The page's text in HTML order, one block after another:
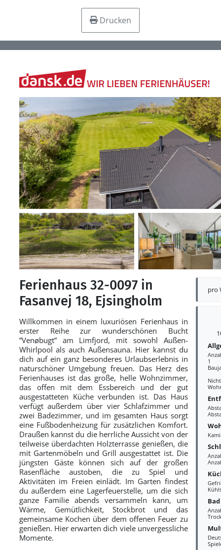
Drucken
pro
1
Bad
Ferienhaus 32-0097 in
Fasanvej 18, Ejsingholm
Willkommen in einem luxuriösen Ferienhaus in
erster Reihe zur wunderschönen Bucht
”Venøbugt” am Limfjord, mit sowohl Außen-
Whirlpool als auch Außensauna. Hier kannst du
dich auf ein ganz besonderes Urlaubserlebnis in
naturschöner Umgebung freuen. Das Herz des
Ferienhauses ist das große, helle Wohnzimmer,
das offen mit dem Essbereich und der gut
ausgestatteten Küche verbunden ist. Das Haus
verfügt außerdem über vier Schlafzimmer und
zwei Badezimmer, und im gesamten Haus sorgt
eine Fußbodenheizung für zusätzlichen Komfort.
Draußen kannst du die herrliche Aussicht von der
teilweise überdachten Holzterrasse genießen, die
mit Gartenmöbeln und Grill ausgestattet ist. Die
jüngsten Gäste können sich auf der großen
Rasenfläche austoben, die zu Spiel und
Aktivitäten im Freien einlädt. Im Garten findest
du außerdem eine Lagerfeuerstelle, um die sich
ganze Familie abends versammeln kann, um
Wärme, Gemütlichkeit, Stockbrot und das
gemeinsame Kochen über dem offenen Feuer zu
genießen. Hier erwarten dich viele unvergessliche
Momente.